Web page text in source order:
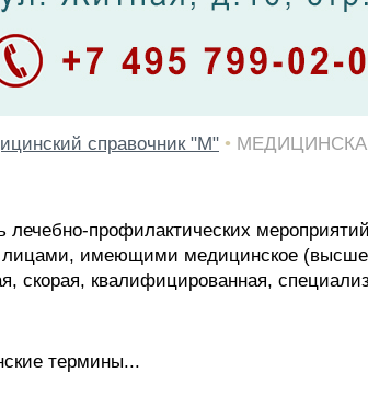
справочник "М" •
профилактических
лицами, имеющими медицинское
скорая, квалифицированная,
термины...